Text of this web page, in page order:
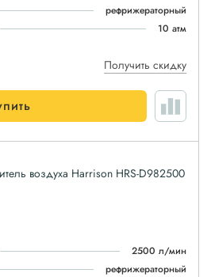
рефрижераторный
10 атм
Получить скидку
воздуха Harrison HRS-D982500
2500 л/мин
рефрижераторный